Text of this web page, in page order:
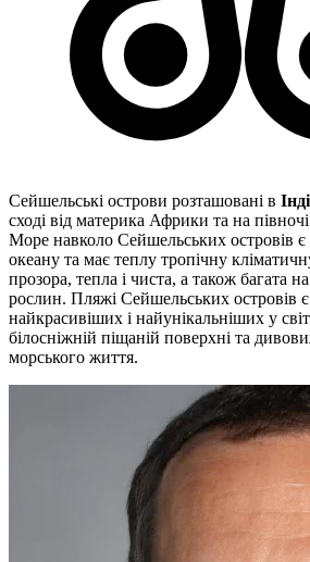
Сейшельські острови розташовані в
сході від материка Африки та на
Море навколо Сейшельських островів є
океану та має теплу тропічну
прозора, тепла і чиста, а також багата
рослин. Пляжі Сейшельських островів
найкрасивіших і найунікальніших у
білосніжній піщаній поверхні та
морського життя.